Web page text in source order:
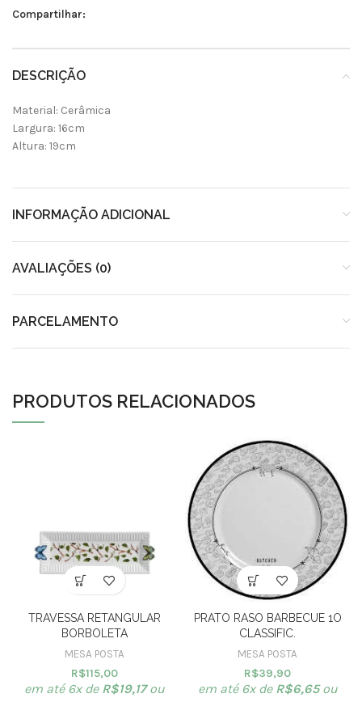
Compartilhar:
DESCRIÇÃO
Material: Cerâmica
Largura: 16cm
Altura: 19cm
INFORMAÇÃO ADICIONAL
AVALIAÇÕES (0)
PARCELAMENTO
PRODUTOS RELACIONADOS
TRAVESSA RETANGULAR
BORBOLETA
MESA POSTA
R$115,00
em até 6x de R$19,17ou
PRATO RASO BARBECUE 1O
CLASSIFIC.
MESA POSTA
R$39,90
em até 6x de R$6,65ou